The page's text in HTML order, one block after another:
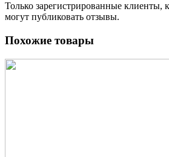
Только зарегистрированные клиенты,
могут публиковать отзывы.
Похожие товары